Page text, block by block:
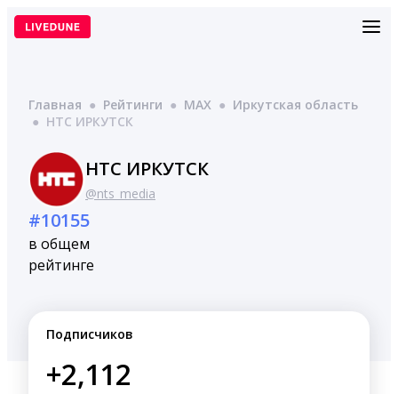
Перейти
Главная ● Рейтинги ● MAX ● Иркутская область
● НТС ИРКУТСК
НТС ИРКУТСК
@nts_media
#10155
в общем
рейтинге
Подписчиков
+2,112